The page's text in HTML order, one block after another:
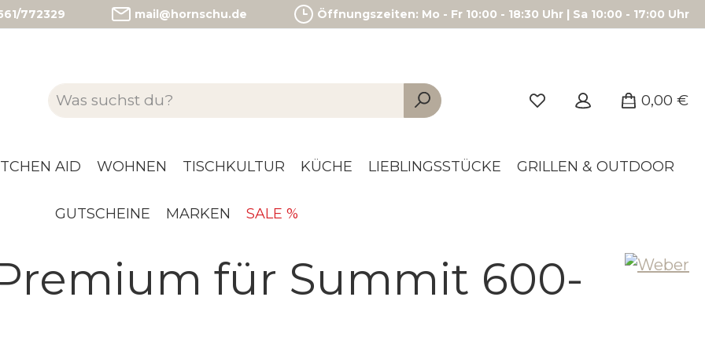
772329 mail@hornschu.de Öffnungszeiten: Mo - Fr 10:00 - 18:30 Uhr | Sa 10:00 - 17:00 Uhr
0,00 €
AID WOHNEN TISCHKULTUR KÜCHE LIEBLINGSSTÜCKE GRILLEN & OUTDOOR
GUTSCHEINE MARKEN SALE %
für Summit 600-